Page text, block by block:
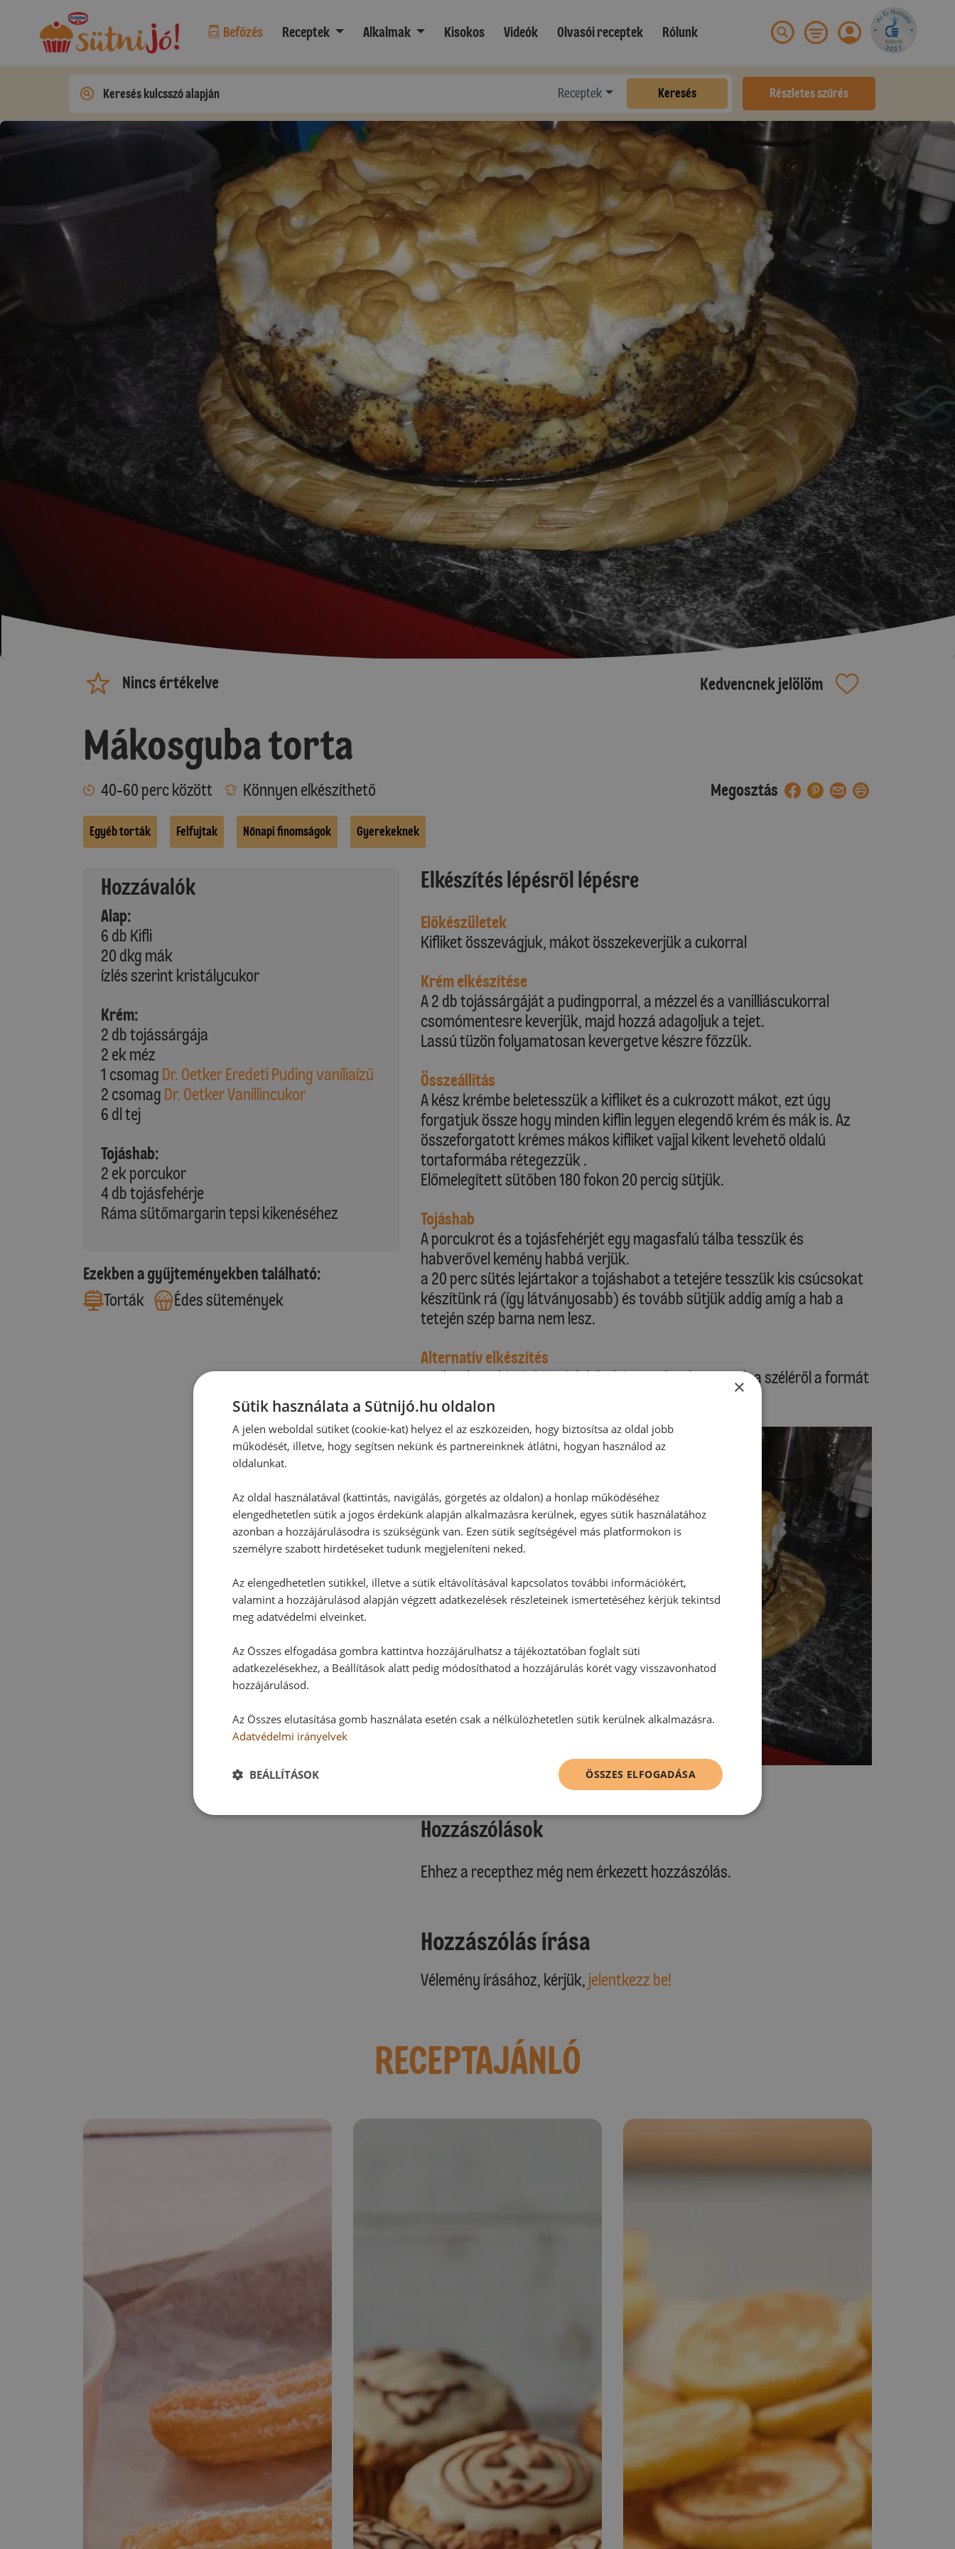
Befőzés Receptek Alkalmak Kisokos Videók Olvasói receptek Rólunk
Receptek Keresés Részletes szűrés
Nincs értékelve Kedvencnek jelölöm
Mákosguba torta
40-60 perc között Könnyen elkészíthető Megosztás
Egyéb torták Felfujtak Nőnapi finomságok Gyerekeknek
Hozzávalók
Alap:
6 db Kifli
20 dkg mák
ízlés szerint kristálycukor
Krém:
2 db tojássárgája
2 ek méz
1 csomag Dr. Oetker Eredeti Puding vaníliaízű
2 csomag Dr. Oetker Vanillincukor
6 dl tej
Tojáshab:
2 ek porcukor
4 db tojásfehérje
Ráma sütőmargarin tepsi kikenéséhez
Ezekben a gyűjteményekben található:
Torták
Édes sütemények
Elkészítés lépésről lépésre
Előkészületek
Kifliket összevágjuk, mákot összekeverjük a cukorral
Krém elkészítése
A 2 db tojássárgáját a pudingporral, a mézzel és a vanilliáscukorral
csomómentesre keverjük, majd hozzá adagoljuk a tejet.
Lassú tüzön folyamatosan kevergetve készre főzzük.
Összeállítás
A kész krémbe beletesszük a kifliket és a cukrozott mákot, ezt úgy
forgatjuk össze hogy minden kiflin legyen elegendő krém és mák is. Az
összeforgatott krémes mákos kifliket vajjal kikent levehető oldalú
tortaformába rétegezzük .
Előmelegített sütőben 180 fokon 20 percig sütjük.
Tojáshab
A porcukrot és a tojásfehérjét egy magasfalú tálba tesszük és
habverővel kemény habbá verjük.
a 20 perc sütés lejártakor a tojáshabot a tetejére tesszük kis csúcsokat
készítünk rá (így látványosabb) és tovább sütjük addig amíg a hab a
tetején szép barna nem lesz.
Alternatív elkészítés
Amikor kész kicsit hagyjuk kihűlni így mikor levesszük a széléről a formát
nem fog szétcsúszni.
Hozzászólások
Ehhez a recepthez még nem érkezett hozzászólás.
Hozzászólás írása
Vélemény írásához, kérjük, jelentkezz be!
RECEPTAJÁNLÓ
×
Sütik használata a Sütnijó.hu oldalon
A jelen weboldal sütiket (cookie-kat) helyez el az eszközeiden, hogy biztosítsa az oldal jobb
működését, illetve, hogy segítsen nekünk és partnereinknek átlátni, hogyan használod az
oldalunkat.
Az oldal használatával (kattintás, navigálás, görgetés az oldalon) a honlap működéséhez
elengedhetetlen sütik a jogos érdekünk alapján alkalmazásra kerülnek, egyes sütik használatához
azonban a hozzájárulásodra is szükségünk van. Ezen sütik segítségével más platformokon is
személyre szabott hirdetéseket tudunk megjeleníteni neked.
Az elengedhetetlen sütikkel, illetve a sütik eltávolításával kapcsolatos további információkért,
valamint a hozzájárulásod alapján végzett adatkezelések részleteinek ismertetéséhez kérjük tekintsd
meg adatvédelmi elveinket.
Az Összes elfogadása gombra kattintva hozzájárulhatsz a tájékoztatóban foglalt süti
adatkezelésekhez, a Beállítások alatt pedig módosíthatod a hozzájárulás körét vagy visszavonhatod
hozzájárulásod.
Az Összes elutasítása gomb használata esetén csak a nélkülözhetetlen sütik kerülnek alkalmazásra.
Adatvédelmi irányelvek
ÖSSZES ELFOGADÁSA
BEÁLLÍTÁSOK